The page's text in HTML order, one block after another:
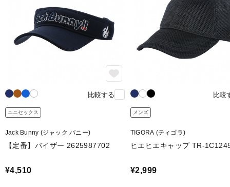
比較する
ユニセックス
Jack Bunny (ジャック バニー)
【定番】バイザー 2625987702
¥4,510
比較
メンズ
TIGORA (ティゴラ)
ヒエヒエキャップ TR-
¥2,999